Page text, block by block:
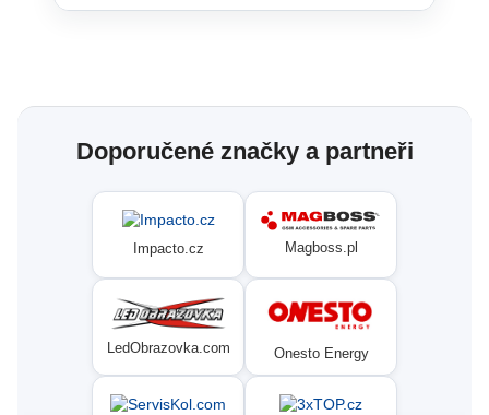
Doporučené značky a partneři
Impacto.cz Magboss.pl
LedObrazovka.com Onesto Energy